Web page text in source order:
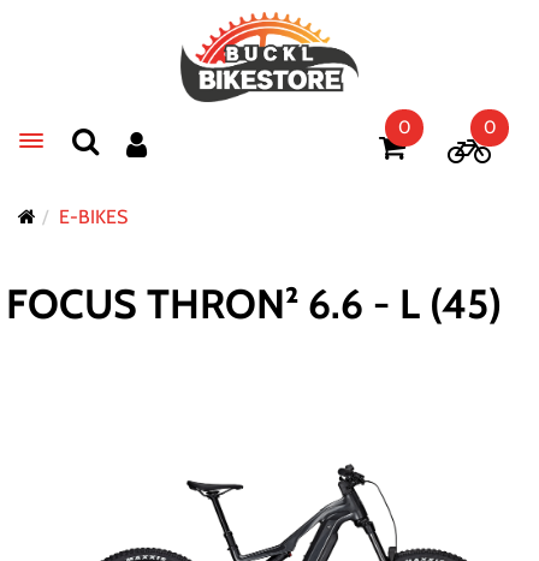
Toggle navigation
0 0
E-BIKES
FOCUS THRON² 6.6 - L (45)